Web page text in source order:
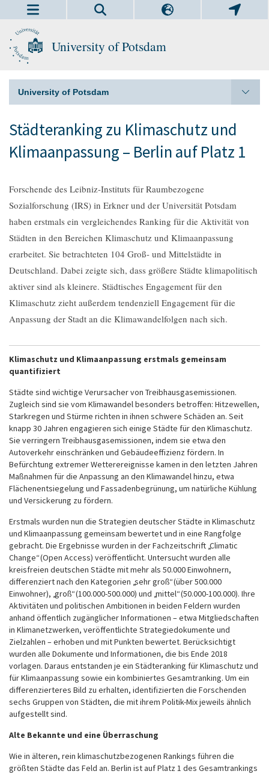
University of Potsdam
University of Potsdam
Städteranking zu Klimaschutz und
Klimaanpassung – Berlin auf Platz 1
Forschende des Leibniz-Instituts für Raumbezogene
Sozialforschung (IRS) in Erkner und der Universität Potsdam
haben erstmals ein vergleichendes Ranking für die Aktivität von
Städten in den Bereichen Klimaschutz und Klimaanpassung
erarbeitet. Sie betrachteten 104 Groß- und Mittelstädte in
Deutschland. Dabei zeigte sich, dass größere Städte klimapolitisch
aktiver sind als kleinere. Städtisches Engagement für den
Klimaschutz zieht außerdem tendenziell Engagement für die
Anpassung der Stadt an die Klimawandelfolgen nach sich.
Klimaschutz und Klimaanpassung erstmals gemeinsam
quantifiziert
Städte sind wichtige Verursacher von Treibhausgasemissionen.
Zugleich sind sie vom Klimawandel besonders betroffen: Hitzewellen,
Starkregen und Stürme richten in ihnen schwere Schäden an. Seit
knapp 30 Jahren engagieren sich einige Städte für den Klimaschutz.
Sie verringern Treibhausgasemissionen, indem sie etwa den
Autoverkehr einschränken und Gebäudeeffizienz fördern. In
Befürchtung extremer Wetterereignisse kamen in den letzten Jahren
Maßnahmen für die Anpassung an den Klimawandel hinzu, etwa
Flächenentsiegelung und Fassadenbegrünung, um natürliche Kühlung
und Versickerung zu fördern.
Erstmals wurden nun die Strategien deutscher Städte in Klimaschutz
und Klimaanpassung gemeinsam bewertet und in eine Rangfolge
gebracht. Die Ergebnisse wurden in der Fachzeitschrift „Climatic
Change“ (Open Access) veröffentlicht. Untersucht wurden alle
kreisfreien deutschen Städte mit mehr als 50.000 Einwohnern,
differenziert nach den Kategorien „sehr groß“ (über 500.000
Einwohner), „groß“ (100.000-500.000) und „mittel“ (50.000-100.000). Ihre
Aktivitäten und politischen Ambitionen in beiden Feldern wurden
anhand öffentlich zugänglicher Informationen – etwa Mitgliedschaften
in Klimanetzwerken, veröffentlichte Strategiedokumente und
Zielzahlen – erhoben und mit Punkten bewertet. Berücksichtigt
wurden alle Dokumente und Informationen, die bis Ende 2018
vorlagen. Daraus entstanden je ein Städteranking für Klimaschutz und
für Klimaanpassung sowie ein kombiniertes Gesamtranking. Um ein
differenzierteres Bild zu erhalten, identifizierten die Forschenden
sechs Gruppen von Städten, die mit ihrem Politik-Mix jeweils ähnlich
aufgestellt sind.
Alte Bekannte und eine Überraschung
Wie in älteren, rein klimaschutzbezogenen Rankings führen die
größten Städte das Feld an. Berlin ist auf Platz 1 des Gesamtrankings